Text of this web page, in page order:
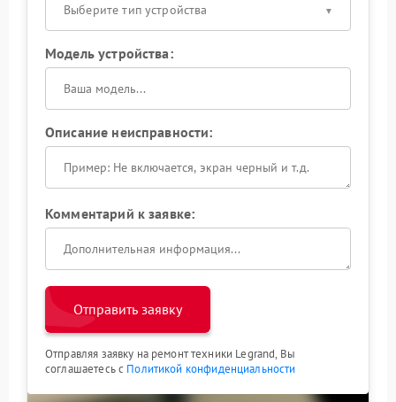
Выберите тип устройства
Модель устройства:
Описание неисправности:
Комментарий к заявке:
Отправить заявку
Отправляя заявку на ремонт техники Legrand, Вы
соглашаетесь с Политикой конфиденциальности